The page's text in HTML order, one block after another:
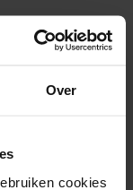
Over
cookies